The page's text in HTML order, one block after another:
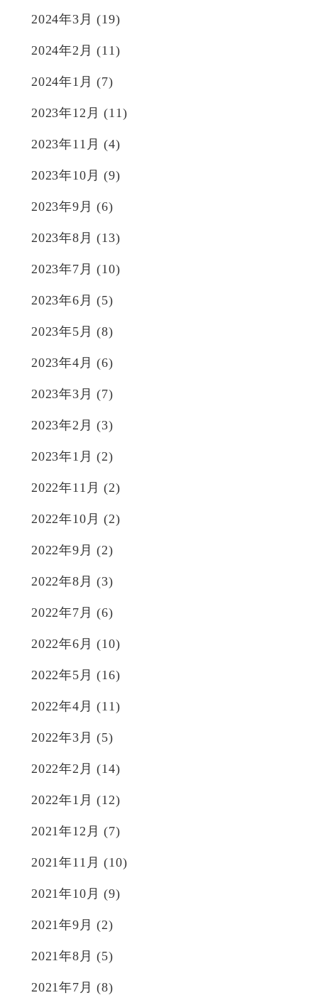
2024年3月 (19)
2024年2月 (11)
2024年1月 (7)
2023年12月 (11)
2023年11月 (4)
2023年10月 (9)
2023年9月 (6)
2023年8月 (13)
2023年7月 (10)
2023年6月 (5)
2023年5月 (8)
2023年4月 (6)
2023年3月 (7)
2023年2月 (3)
2023年1月 (2)
2022年11月 (2)
2022年10月 (2)
2022年9月 (2)
2022年8月 (3)
2022年7月 (6)
2022年6月 (10)
2022年5月 (16)
2022年4月 (11)
2022年3月 (5)
2022年2月 (14)
2022年1月 (12)
2021年12月 (7)
2021年11月 (10)
2021年10月 (9)
2021年9月 (2)
2021年8月 (5)
2021年7月 (8)